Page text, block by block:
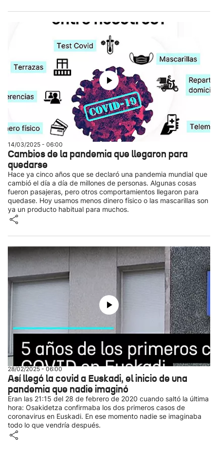
14/03/2025 - 06:00
Cambios de la pandemia que llegaron para
quedarse
Hace ya cinco años que se declaró una pandemia mundial que
cambió el día a día de millones de personas. Algunas cosas
fueron pasajeras, pero otros comportamientos llegaron para
quedase. Hoy usamos menos dinero físico o las mascarillas son
ya un producto habitual para muchos.
28/02/2025 - 06:00
Así llegó la covid a Euskadi, el inicio de una
pandemia que nadie imaginó
Eran las 21:15 del 28 de febrero de 2020 cuando saltó la última
hora: Osakidetza confirmaba los dos primeros casos de
coronavirus en Euskadi. En ese momento nadie se imaginaba
todo lo que vendría después.